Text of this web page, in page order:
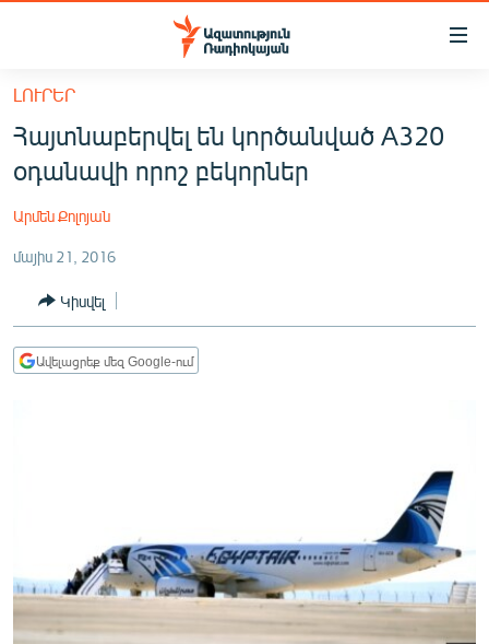
Մատչելիության
հիմնական
բովանդակությանը
հիմնական
մենյուին
ՀԱՅԱՍՏԱՆ
ՔԱՂԱՔԱԿԱՆ
ԸՆՏՐՈՒԹՅՈՒՆՆԵՐ 2026
ԻՐԱՎՈՒՆՔ
ՀԱՍԱՐԱԿՈՒԹՅՈՒՆ
ՏՆՏԵՍՈՒԹՅՈՒՆ
ՄՇԱԿՈՒՅԹ
ՍՊՈՐՏ
ՄԵԿՆԱԲԱՆՈՒԹՅՈՒՆ
ԼՈՒՐԵՐ
Հայտնաբերվել են կործանված A320
օդանավի որոշ բեկորներ
Արմեն Քոլոյան
մայիս 21, 2016
Կիսվել
Ավելացրեք մեզ Google-ում